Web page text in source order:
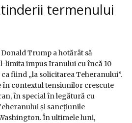
termenului
Trump a hotărât să
limita impus Iranului cu încă 10
fiind „la solicitarea Teheranului”.
în contextul tensiunilor crescute
în special în legătură cu
și sancțiunile
În ultimele luni,